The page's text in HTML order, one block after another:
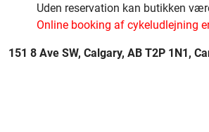
Uden reservation kan butikken
Online booking af cykeludlejning
151 8 Ave SW, Calgary, AB T2P 1N1,